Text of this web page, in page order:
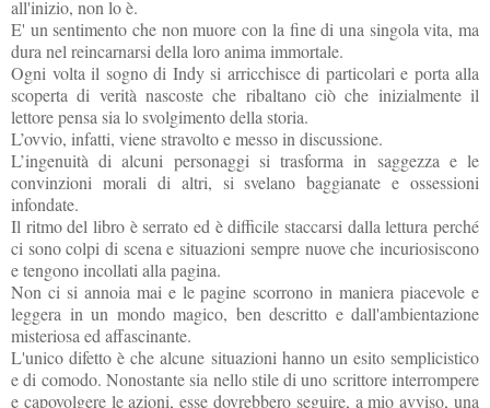
all'inizio, non lo è.
E' un sentimento che non muore con la fine di una singola vita, ma
dura nel reincarnarsi della loro anima immortale.
Ogni volta il sogno di Indy si arricchisce di particolari e porta alla
scoperta di verità nascoste che ribaltano ciò che inizialmente il
lettore pensa sia lo svolgimento della storia.
L’ovvio, infatti, viene stravolto e messo in discussione.
L’ingenuità di alcuni personaggi si trasforma in saggezza e le
convinzioni morali di altri, si svelano baggianate e ossessioni
infondate.
Il ritmo del libro è serrato ed è difficile staccarsi dalla lettura perché
ci sono colpi di scena e situazioni sempre nuove che incuriosiscono
e tengono incollati alla pagina.
Non ci si annoia mai e le pagine scorrono in maniera piacevole e
leggera in un mondo magico, ben descritto e dall'ambientazione
misteriosa ed affascinante.
L'unico difetto è che alcune situazioni hanno un esito semplicistico
e di comodo. Nonostante sia nello stile di uno scrittore interrompere
e capovolgere le azioni, esse dovrebbero seguire, a mio avviso, una